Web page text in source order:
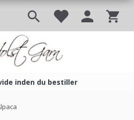
inden du bestiller